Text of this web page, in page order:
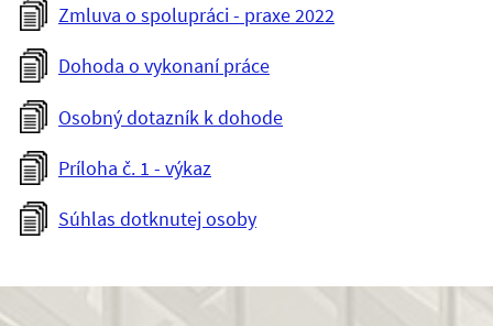
Zmluva o spolupráci - praxe 2022
Dohoda o vykonaní práce
Osobný dotazník k dohode
Príloha č. 1 - výkaz
Súhlas dotknutej osoby